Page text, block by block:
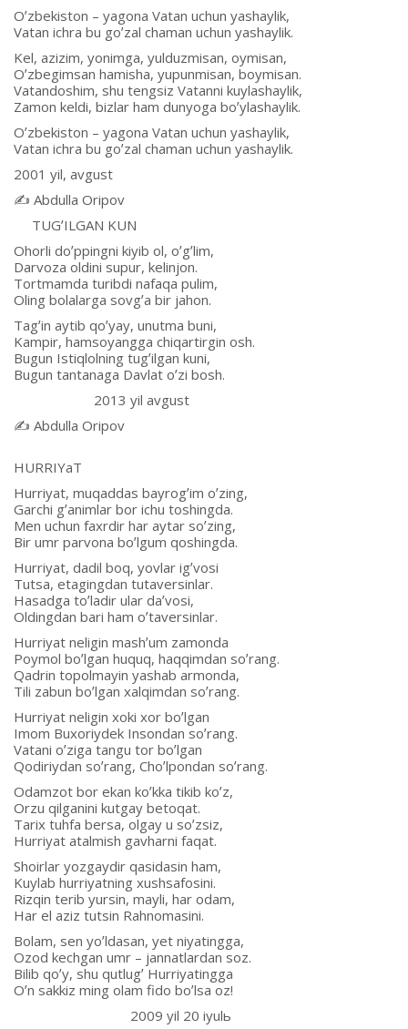
Oʼzbekiston – yagona Vatan uchun yashaylik,
Vatan ichra bu goʼzal chaman uchun yashaylik.
Kel, azizim, yonimga, yulduzmisan, oymisan,
Oʼzbegimsan hamisha, yupunmisan, boymisan.
Vatandoshim, shu tengsiz Vatanni kuylashaylik,
Zamon keldi, bizlar ham dunyoga boʼylashaylik.
Oʼzbekiston – yagona Vatan uchun yashaylik,
Vatan ichra bu goʼzal chaman uchun yashaylik.
2001 yil, avgust
✍️ Аbdulla Oripov
TUGʼILGАN KUN
Ohorli doʼppingni kiyib ol, oʼgʼlim,
Darvoza oldini supur, kelinjon.
Tortmamda turibdi nafaqa pulim,
Oling bolalarga sovgʼa bir jahon.
Tagʼin aytib qoʼyay, unutma buni,
Kampir, hamsoyangga chiqartirgin osh.
Bugun Istiqlolning tugʼilgan kuni,
Bugun tantanaga Davlat oʼzi bosh.
2013 yil avgust
✍️ Аbdulla Oripov
HURRIYaT
Hurriyat, muqaddas bayrogʼim oʼzing,
Garchi gʼanimlar bor ichu toshingda.
Men uchun faxrdir har aytar soʼzing,
Bir umr parvona boʼlgum qoshingda.
Hurriyat, dadil boq, yovlar igʼvosi
Tutsa, etagingdan tutaversinlar.
Hasadga toʼladir ular daʼvosi,
Oldingdan bari ham oʼtaversinlar.
Hurriyat neligin mashʼum zamonda
Poymol boʼlgan huquq, haqqimdan soʼrang.
Qadrin topolmayin yashab armonda,
Tili zabun boʼlgan xalqimdan soʼrang.
Hurriyat neligin xoki xor boʼlgan
Imom Buxoriydek Insondan soʼrang.
Vatani oʼziga tangu tor boʼlgan
Qodiriydan soʼrang, Choʼlpondan soʼrang.
Odamzot bor ekan koʼkka tikib koʼz,
Orzu qilganini kutgay betoqat.
Tarix tuhfa bersa, olgay u soʼzsiz,
Hurriyat atalmish gavharni faqat.
Shoirlar yozgaydir qasidasin ham,
Kuylab hurriyatning xushsafosini.
Rizqin terib yursin, mayli, har odam,
Har el aziz tutsin Rahnomasini.
Bolam, sen yoʼldasan, yet niyatingga,
Ozod kechgan umr – jannatlardan soz.
Bilib qoʼy, shu qutlugʼ Hurriyatingga
Oʼn sakkiz ming olam fido boʼlsa oz!
2009 yil 20 iyulь